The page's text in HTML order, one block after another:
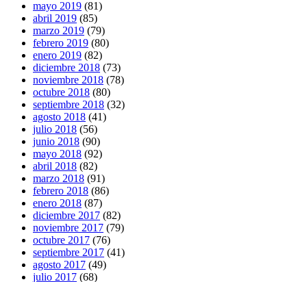
mayo 2019 (81)
abril 2019 (85)
marzo 2019 (79)
febrero 2019 (80)
enero 2019 (82)
diciembre 2018 (73)
noviembre 2018 (78)
octubre 2018 (80)
septiembre 2018 (32)
agosto 2018 (41)
julio 2018 (56)
junio 2018 (90)
mayo 2018 (92)
abril 2018 (82)
marzo 2018 (91)
febrero 2018 (86)
enero 2018 (87)
diciembre 2017 (82)
noviembre 2017 (79)
octubre 2017 (76)
septiembre 2017 (41)
agosto 2017 (49)
julio 2017 (68)